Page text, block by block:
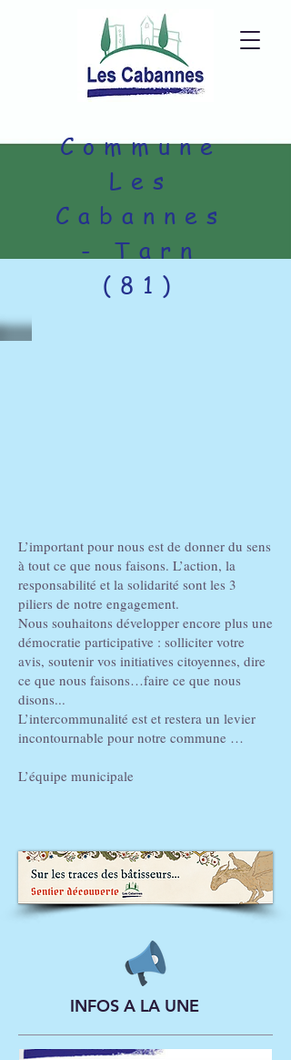
Commune
Les
Cabannes
- Tarn
(81)
L’important pour nous est de donner du sens
à tout ce que nous faisons. L’action, la
responsabilité et la solidarité sont les 3
piliers de notre engagement.
Nous souhaitons développer encore plus une
démocratie participative : solliciter votre
avis, soutenir vos initiatives citoyennes, dire
ce que nous faisons…faire ce que nous
disons...
L’intercommunalité est et restera un levier
incontournable pour notre commune …
L’équipe municipale
INFOS A LA UNE